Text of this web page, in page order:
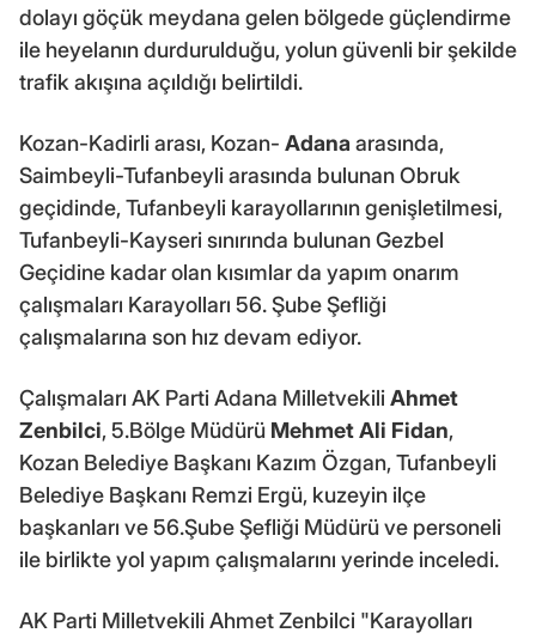
dolayı göçük meydana gelen bölgede güçlendirme
ile heyelanın durdurulduğu, yolun güvenli bir şekilde
trafik akışına açıldığı belirtildi.
Kozan-Kadirli arası, Kozan- Adana arasında,
Saimbeyli-Tufanbeyli arasında bulunan Obruk
geçidinde, Tufanbeyli karayollarının genişletilmesi,
Tufanbeyli-Kayseri sınırında bulunan Gezbel
Geçidine kadar olan kısımlar da yapım onarım
çalışmaları Karayolları 56. Şube Şefliği
çalışmalarına son hız devam ediyor.
Çalışmaları AK Parti Adana MilletvekiliAhmet
Zenbilci, 5.Bölge Müdürü Mehmet Ali Fidan,
Kozan Belediye Başkanı Kazım Özgan, Tufanbeyli
Belediye Başkanı Remzi Ergü, kuzeyin ilçe
başkanları ve 56.Şube Şefliği Müdürü ve personeli
ile birlikte yol yapım çalışmalarını yerinde inceledi.
AK Parti Milletvekili Ahmet Zenbilci "Karayolları